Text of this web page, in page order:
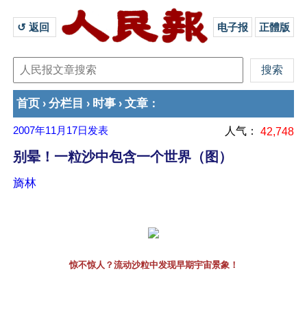
↺ 返回 电子报 正體版
首页 › 分栏目 › 时事 › 文章 ：
2007年11月17日 发表 人气： 42,748
别晕！一粒沙中包含一个世界（图）
旖林
惊不惊人？流动沙粒中发现早期宇宙景象！